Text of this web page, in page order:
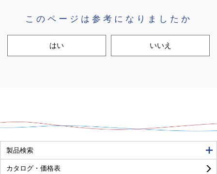
このページは参考になりましたか
はい いいえ
製品検索
カタログ・価格表